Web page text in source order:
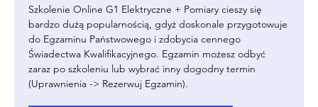
Szkolenie Online G1 Elektryczne + Pomiary cieszy się
bardzo dużą popularnością, gdyż doskonale przygotowuje
do Egzaminu Państwowego i zdobycia cennego
Świadectwa Kwalifikacyjnego. Egzamin możesz odbyć
zaraz po szkoleniu lub wybrać inny dogodny termin
(Uprawnienia -> Rezerwuj Egzamin).